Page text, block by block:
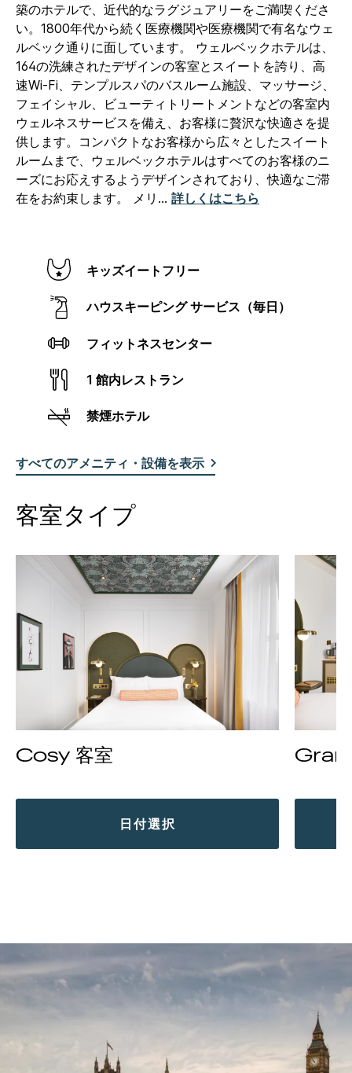
築のホテルで、近代的なラグジュアリーをご満喫くださ
い。1800年代から続く医療機関や医療機関で有名なウェ
ルベック通りに面しています。
ウェルベックホテルは、
164の洗練されたデザインの客室とスイートを誇り、高
速Wi-Fi、テンプルスパのバスルーム施設、マッサージ、
フェイシャル、ビューティトリートメントなどの客室内
ウェルネスサービスを備え、お客様に贅沢な快適さを提
供します。コンパクトなお客様から広々としたスイート
ルームまで、ウェルベックホテルはすべてのお客様のニ
ーズにお応えするようデザインされており、快適なご滞
在をお約束します。
メリ ... 詳しくはこちら
キッズイートフリー
ハウスキーピング サービス（毎日）
フィットネスセンター
1 館内レストラン
禁煙ホテル
すべてのアメニティ・設備を表示
客室タイプ
Cosy 客室
日付選択